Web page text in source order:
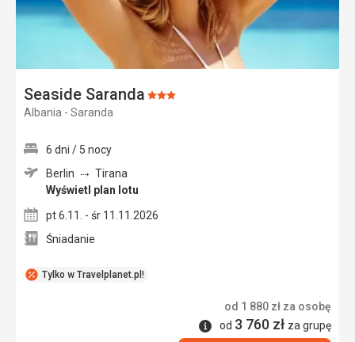
Seaside Saranda Ocena:
Albania - Saranda
Tylko w Travelplanet.pl!
6 dni / 5 nocy
Berlin
Tirana
Wyświetl plan lotu
pt 6.11. - śr 11.11.2026
Śniadanie
od 1 880 zł za osobę
Informacje
od 3 760 zł za grupę